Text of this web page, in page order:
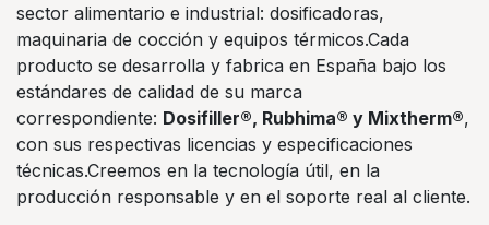
sector alimentario e industrial: dosificadoras,
maquinaria de cocción y equipos térmicos.Cada
producto se desarrolla y fabrica en España bajo los
estándares de calidad de su marca
correspondiente: Dosifiller®, Rubhima® y Mixtherm®,
con sus respectivas licencias y especificaciones
técnicas.Creemos en la tecnología útil, en la
producción responsable y en el soporte real al cliente.